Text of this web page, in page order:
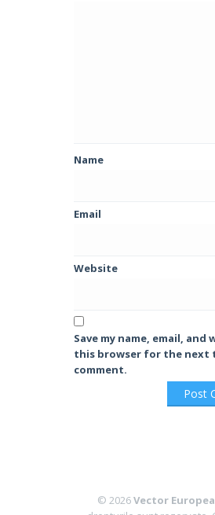
Name
Email
Website
Save my name, email, and
this browser for the next
comment.
© 2026Vector